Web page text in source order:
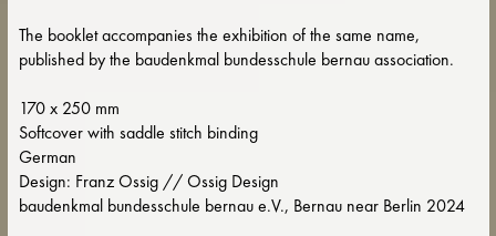
The booklet accompanies the exhibition of the same name,
published by the baudenkmal bundesschule bernau association.
170 x 250 mm
Softcover with saddle stitch binding
German
Design: Franz Ossig // Ossig Design
baudenkmal bundesschule bernau e.V., Bernau near Berlin 2024